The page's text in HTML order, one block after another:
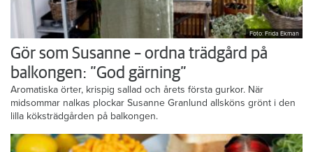
Foto: Frida Ekman
Gör som Susanne – ordna trädgård på
balkongen: ”God gärning”
Aromatiska örter, krispig sallad och årets första gurkor. När
midsommar nalkas plockar Susanne Granlund allsköns grönt i den
lilla köksträdgården på balkongen.